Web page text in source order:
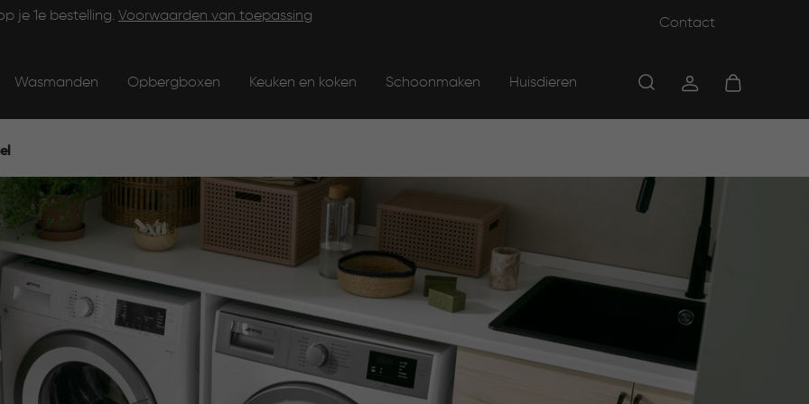
je 1e bestelling. Voorwaarden van toepassing Contact
Wasmanden Opbergboxen Keuken en koken Schoonmaken Huisdieren